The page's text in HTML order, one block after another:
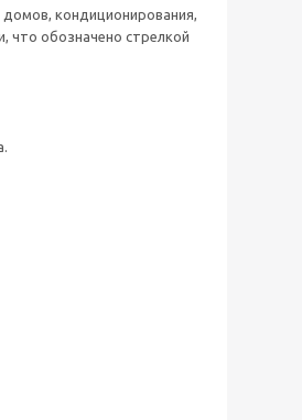
кондиционирования,
что обозначено стрелкой